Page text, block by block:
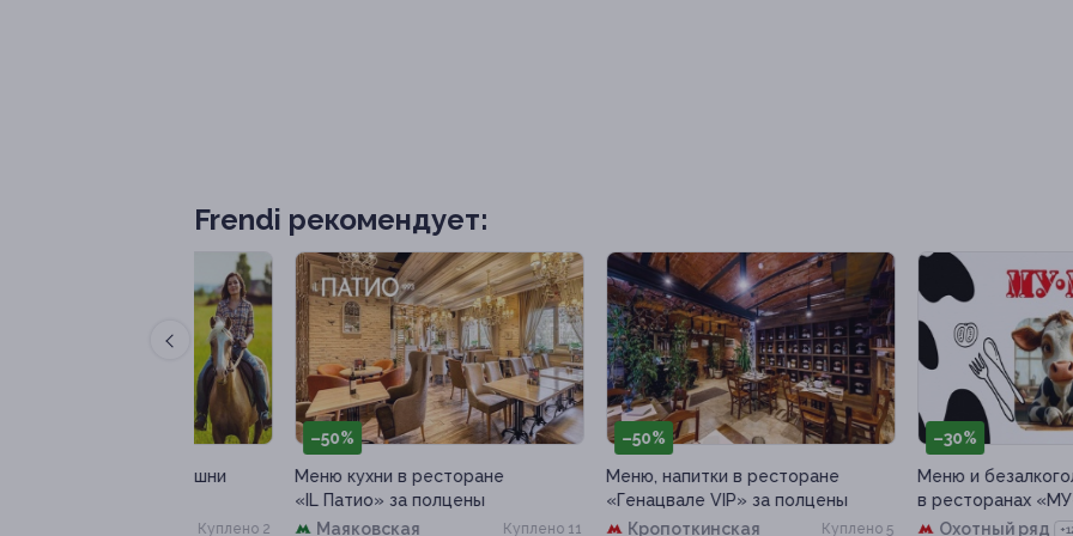
Frendi рекомендует:
–50%
Меню кухни в ресторане
«IL Патио» за полцены
Маяковская
Куплено 11
–50%
Меню, напитки в ресторане
«Генацвале VIP» за полцены
Кропоткинская
Куплено 5
–30%
Меню и безалкогольные
в ресторанах «МУ-МУ»
Охотный ряд
+12